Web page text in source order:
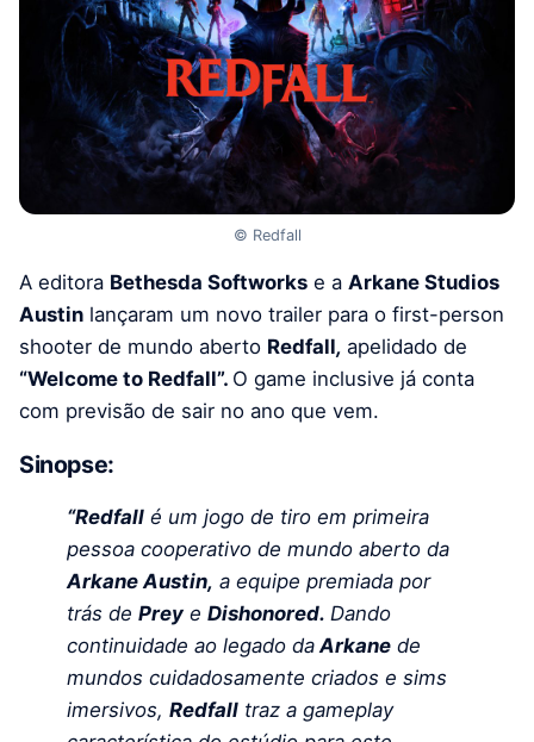
© Redfall
A editora Bethesda Softworks e a Arkane Studios
Austin lançaram um novo trailer para o first-person
shooter de mundo aberto Redfall, apelidado de
“Welcome to Redfall”. O game inclusive já conta
com previsão de sair no ano que vem.
Sinopse:
“Redfall é um jogo de tiro em primeira
pessoa cooperativo de mundo aberto da
Arkane Austin, a equipe premiada por
trás de Prey e Dishonored. Dando
continuidade ao legado da Arkane de
mundos cuidadosamente criados e sims
imersivos, Redfall traz a gameplay